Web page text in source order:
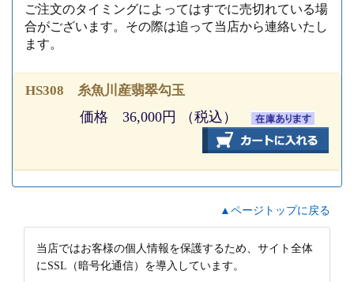
ご注文のタイミングによってはすでに売切れている場
合がございます。その際は追って当店から連絡いたし
ます。
HS308 糸魚川産翡翠勾玉
価格 36,000円 （税込）
▲ページトップに戻る
当店ではお客様の個人情報を保護するため、サイト全体
にSSL（暗号化通信）を導入しています。